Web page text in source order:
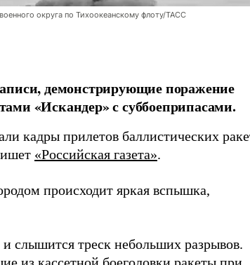
округа по Тихоокеанскому флоту/ТАСС
демонстрирующие поражение
«Искандер» с суббоеприпасами.
кадры прилетов баллистических
«Российская газета».
происходит яркая вспышка,
слышится треск небольших разрывов.